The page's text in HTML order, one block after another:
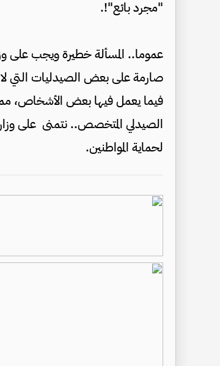
"مجرد بائع"!.
عموما.. المسألة خطيرة ويجب على
صارمة على بعض الصيدليات التي
فيما يعمل فيها بعض الأشخاص،
الصيدلي المتخصص.. نتمنى على
لحماية المواطنين.